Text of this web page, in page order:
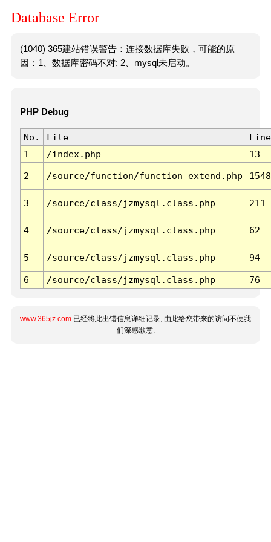
Database Error
(1040) 365建站错误警告：连接数据库失败，可能的原
因：1、数据库密码不对; 2、mysql未启动。
PHP Debug
No. File
Line
1
/index.php 13
2 /source/function/function_extend.php 1548
3 /source/class/jzmysql.class.php 211
4 /source/class/jzmysql.class.php 62
5 /source/class/jzmysql.class.php 94
6 /source/class/jzmysql.class.php 76
www.365jz.com 已经将此出错信息详细记录, 由此给您带来的访问不便我
们深感歉意.